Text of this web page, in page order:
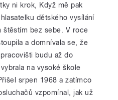
ni krok, Když mě pak
dětského vysílání
štěstím bez sebe. V roce
a domnívala se, že
budu až do
na vysoké škole
srpen 1968 a zatímco
vzpomínal, jak už